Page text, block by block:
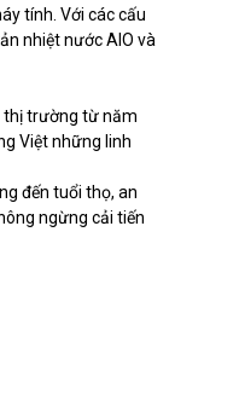
tính. Với các cấu
nhiệt nước AIO và
thị trường từ năm
Việt những linh
đến tuổi thọ, an
ngừng cải tiến